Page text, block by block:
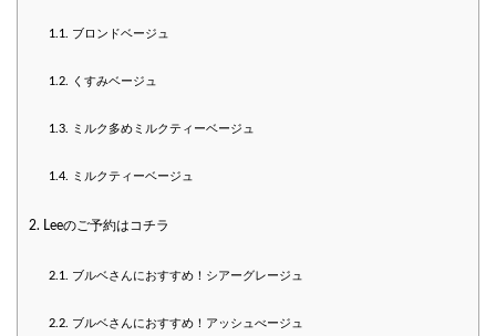
1.1. ブロンドベージュ
1.2. くすみベージュ
1.3. ミルク多めミルクティーベージュ
1.4. ミルクティーベージュ
2. Leeのご予約はコチラ
2.1. ブルベさんにおすすめ！シアーグレージュ
2.2. ブルベさんにおすすめ！アッシュべージュ